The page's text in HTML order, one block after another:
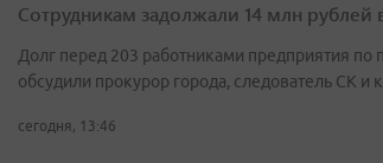
Сотрудникам задолжали 14 млн рублей
Долг перед 203 работниками предприятия по
обсудили прокурор города, следователь СК и
сегодня, 13:46